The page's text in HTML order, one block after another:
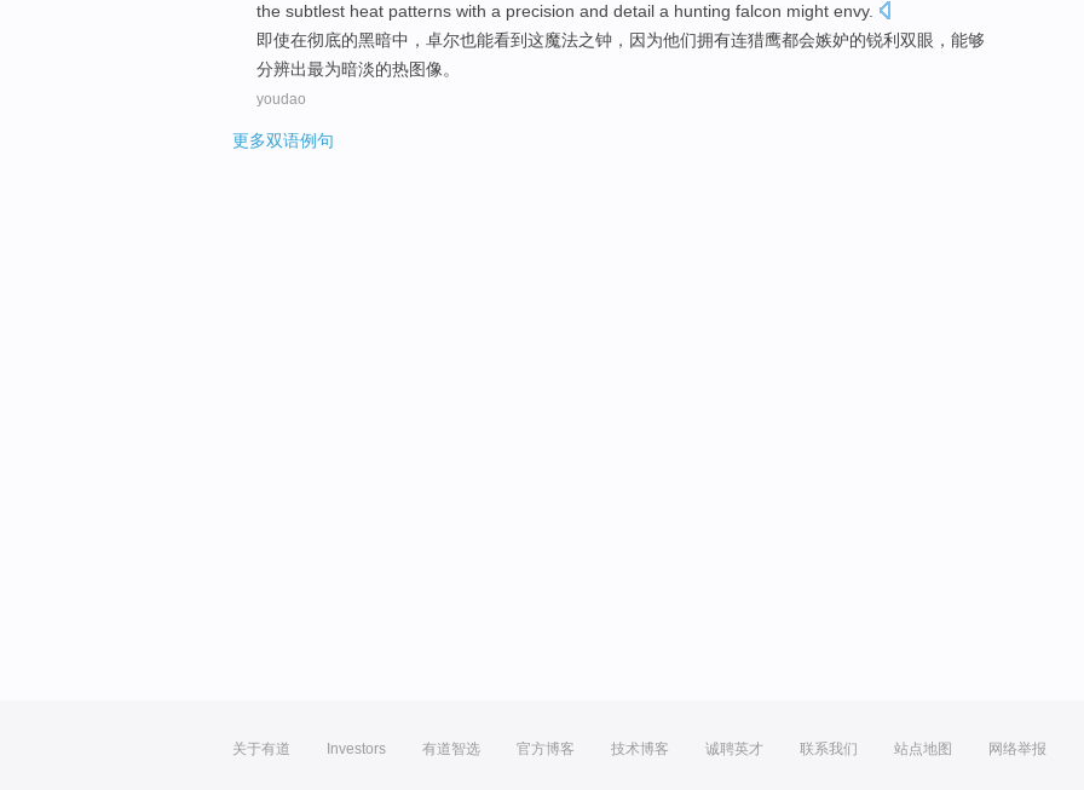
the subtlest heat patterns with a precision and detail a hunting falcon might envy.
即使在彻底的黑暗中 ， 卓尔也能看到这魔法之钟 ， 因为他们拥有连猎鹰都会嫉妒的锐利 双眼 ，能够
分辨出最为暗淡的热图像。
youdao
更多双语例句
关于有道 Investors 有道智选 官方博客 技术博客 诚聘英才 联系我们 站点地图 网络举报